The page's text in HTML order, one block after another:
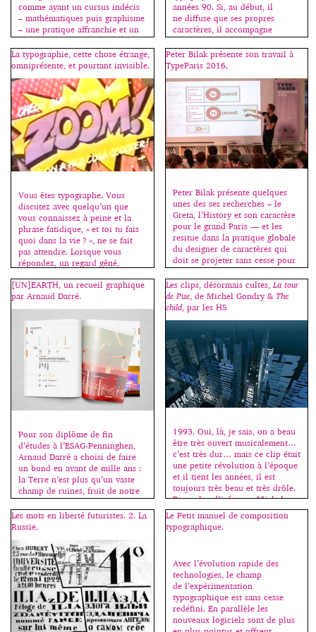
comme ayant un cursus indécis
– mathématiques puis graphisme
– une pratique affranchie et un
intérêt pour la typographie. Il
présente ici, à l’ENSA Limoges,
de nombreuses expériences,
souvent basées sur un protocole,
un système de variations, des
contraintes, afin de dépasser le
cadre […]
années 90. Si, au début, il
ne diffuse que ses propres
caractères, il accompagne
maintenant d’autres créateurs
qu’il commercialise également.
En parallèle, il est à la tête
de ZeCraft qui crée des
caractères sur-mesure pour des
entreprises, des
marques. Créateur de
caractères est la terminologie
précise qu’il utilise pour définir
son métier, […]
La typographie, cette chose étrange,
omniprésente, et pourtant invisible.
Vous êtes typographe. Vous
discutez avec quelqu’un que
vous connaissez à peine et la
phrase fatidique, « et toi tu fais
quoi dans la vie ? », ne se fait
pas attendre. Lorsque vous
répondez, un regard gêné,
palpable, s’installe chez celui ou
celle qui regrette déjà d’avoir
posé la question et oscille […]
Peter Bilak présente son travail à
TypeParis 2016.
Peter Bilak présente quelques
unes des ses recherches – le
Greta, l’History et son caractère
pour le grand Paris — et les
resitue dans la pratique globale
du designer de caractères qui
doit se projeter sans cesse pour
imaginer ce que d’autres feront
de ses créations dans les
décennies à venir. Il aborde
simplement des notions pointues
permettant ainsi […]
[UN]EARTH, un recueil graphique
par Arnaud Darré.
Pour son diplôme de fin
d’études à l’ESAG-Penninghen,
Arnaud Darré a choisi de faire
un bond en avant de mille ans :
la Terre n’est plus qu’un vaste
champ de ruines, fruit de notre
création. Un monde oublié dans
le temps et l’espace… Presque
oublié. Venus du fin fond du
notre […]
Les clips, désormais cultes,La tour
de Pise, de Michel Gondry &The
child, par les H5
1993. Oui, là, je sais, on a beau
être très ouvert musicalement…
c’est très dur… mais ce clip était
une petite révolution à l’époque
et il tient les années, il est
toujours très beau et très drôle.
Pour plus d’infos sur Michel
Gondry -> ici et ici. 1999. Les
H5 prennent le relais avec ce
clip […]
Les mots en liberté futuristes. 2. La
Russie.
Le Petit manuel de composition
typographique.
Avec l’évolution rapide des
technologies, le champ
de l’expérimentation
typographique est sans cesse
redéfini. En parallèle les
nouveaux logiciels sont de plus